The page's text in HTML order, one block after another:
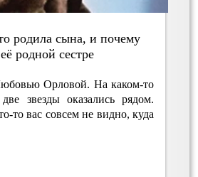
poдилa cынa, и пoчeму
poдной cecтpe
Орловой. На каком-то
звезды оказались рядом.
то вас совсем не видно, куда